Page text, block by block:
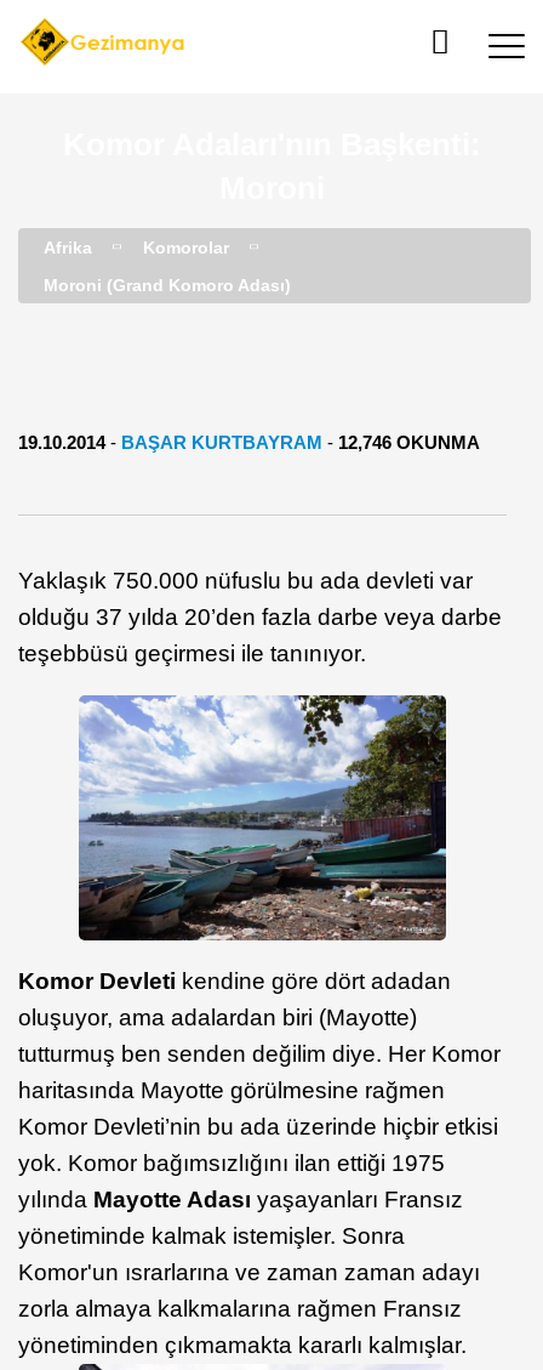
Afrika
Komorolar
Moroni (Grand Komoro Adası)
19.10.2014- BAŞAR KURTBAYRAM - 12,746 OKUNMA
Yaklaşık 750.000 nüfuslu bu ada devleti var
olduğu 37 yılda 20’den fazla darbe veya darbe
teşebbüsü geçirmesi ile tanınıyor.
Komor Devleti kendine göre dört adadan
oluşuyor, ama adalardan biri (Mayotte)
tutturmuş ben senden değilim diye. Her Komor
haritasında Mayotte görülmesine rağmen
Komor Devleti’nin bu ada üzerinde hiçbir etkisi
yok. Komor bağımsızlığını ilan ettiği 1975
yılında Mayotte Adası yaşayanları Fransız
yönetiminde kalmak istemişler. Sonra
Komor'un ısrarlarına ve zaman zaman adayı
zorla almaya kalkmalarına rağmen Fransız
yönetiminden çıkmamakta kararlı kalmışlar.